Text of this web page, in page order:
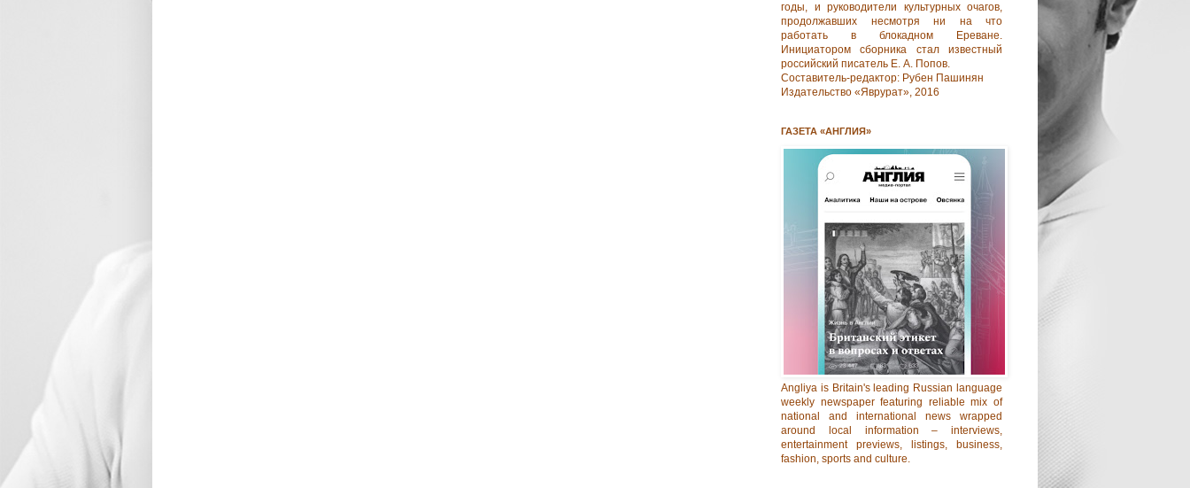
годы, и руководители культурных очагов,
продолжавших несмотря ни на что
работать в блокадном Ереване.
Инициатором сборника стал известный
российский писатель Е. А. Попов.
Составитель-редактор: Рубен Пашинян
Издательство «Яврурат», 2016
ГАЗЕТА «АНГЛИЯ»
Angliya is Britain's leading Russian language
weekly newspaper featuring reliable mix of
national and international news wrapped
around local information – interviews,
entertainment previews, listings, business,
fashion, sports and culture.